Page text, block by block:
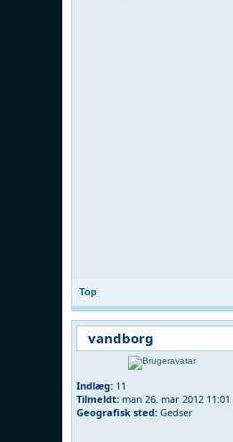
Top
vandborg
Indlæg: 11
Tilmeldt: man 26. mar 2012 11:01
Geografisk sted: Gedser